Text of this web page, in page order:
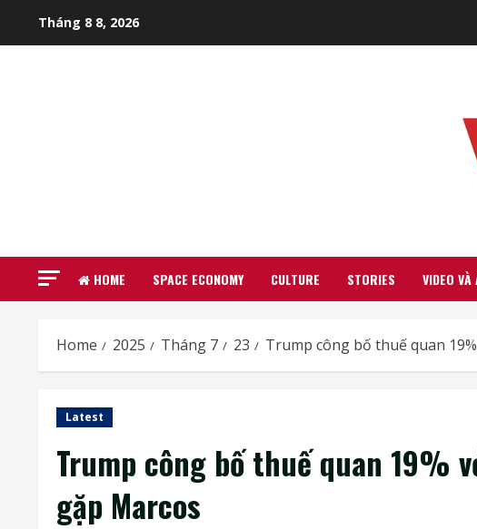
Tháng 8 8, 2026
HOME SPACE ECONOMY CULTURE STORIES VIDEO VÀ
Home 2025 Tháng 7 23 Trump công bố thuế quan
Latest
Trump công bố thuế quan 19%
gặp Marcos